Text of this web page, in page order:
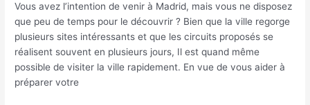
Vous avez l’intention de venir à Madrid, mais vous ne disposez
que peu de temps pour le découvrir ? Bien que la ville regorge
plusieurs sites intéressants et que les circuits proposés se
réalisent souvent en plusieurs jours, Il est quand même
possible de visiter la ville rapidement. En vue de vous aider à
préparer votre